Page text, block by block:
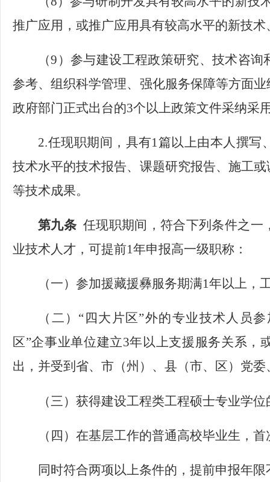
推广应用，或推广应用具有较高水平的新技
（9）参与建设工程政策研究、技术咨
参考、组织科学管理、强化服务保障等方面
政府部门正式出台的3个以上政策文件采纳采
2.任现职期间，具有1篇以上由本人撰
技术水平的技术报告、课题研究报告、施工
等技术成果。
第九条 任现职期间，符合下列条件之
业技术人才，可提前1年申报高一级职称：
（一）参加援藏援彝服务期满1年以上，
（二） “四大片区”外的专业技术人员
区”企事业单位建立3年以上支援服务关系，
出，并受到省、市（州）、县（市、区）党
（三）获得建设工程类工程硕士专业学
（四）在基层工作的普通高校毕业生，
同时符合两项以上条件的，提前申报年